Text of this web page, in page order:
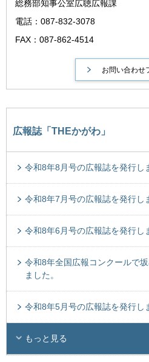
総務部知事公室広聴広報課
電話：087-832-3078
FAX：087-862-4514
広報誌「THEかがわ」
令和8年8月号の広報誌を発行し
令和8年7月号の広報誌を発行し
令和8年6月号の広報誌を発行し
令和8年全国広報コンクールで
ました。
令和8年5月号の広報誌を発行し
もっと見る